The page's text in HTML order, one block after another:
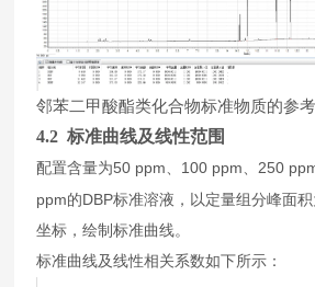
邻苯二甲酸酯类化合物标准物质的参
4.2 标准曲线及线性范围
配置含量为50 ppm 100 ppm 250
ppm的DBP标准溶液， 以 定量组分峰面
坐标 ，绘制标准曲线。
标准曲线及线性相关系数如下所示 ：